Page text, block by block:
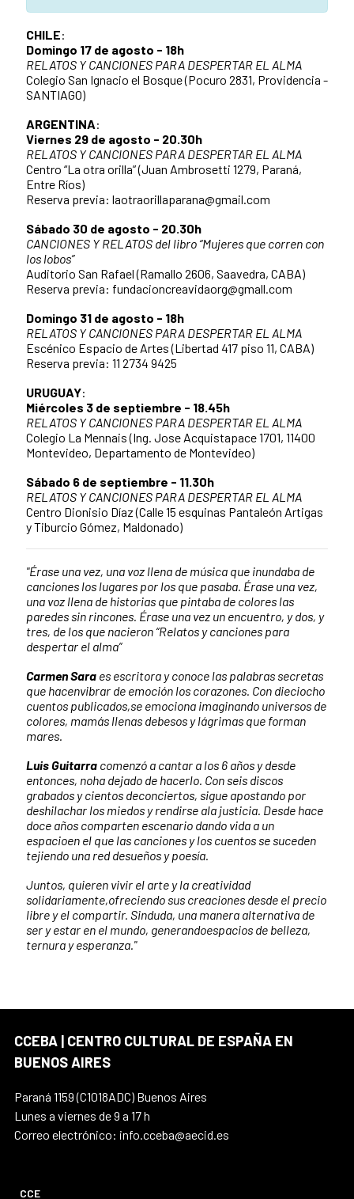
CHILE:
Domingo 17 de agosto - 18h
RELATOS Y CANCIONES PARA DESPERTAR EL ALMA
Colegio San Ignacio el Bosque (Pocuro 2831, Providencia -
SANTIAGO)
ARGENTINA:
Viernes 29 de agosto - 20.30h
RELATOS Y CANCIONES PARA DESPERTAR EL ALMA
Centro “La otra orilla” (Juan Ambrosetti 1279, Paraná,
Entre Ríos)
Reserva previa: laotraorillaparana@gmail.com
Sábado 30 de agosto - 20.30h
CANCIONES Y RELATOS del libro “Mujeres que corren con
los lobos”
Auditorio San Rafael (Ramallo 2606, Saavedra, CABA)
Reserva previa: fundacioncreavidaorg@gmall.com
Domingo 31 de agosto - 18h
RELATOS Y CANCIONES PARA DESPERTAR EL ALMA
Escénico Espacio de Artes (Libertad 417 piso 11, CABA)
Reserva previa: 11 2734 9425
URUGUAY:
Miércoles 3 de septiembre - 18.45h
RELATOS Y CANCIONES PARA DESPERTAR EL ALMA
Colegio La Mennais (Ing. Jose Acquistapace 1701, 11400
Montevideo, Departamento de Montevideo)
Sábado 6 de septiembre - 11.30h
RELATOS Y CANCIONES PARA DESPERTAR EL ALMA
Centro Dionisio Díaz (Calle 15 esquinas Pantaleón Artigas
y Tiburcio Gómez, Maldonado)
"Érase una vez, una voz llena de música que inundaba de
canciones los lugares por los que pasaba. Érase una vez,
una voz llena de historias que pintaba de colores las
paredes sin rincones. Érase una vez un encuentro, y dos, y
tres, de los que nacieron “Relatos y canciones para
despertar el alma”
Carmen Sara es escritora y conoce las palabras secretas
que hacenvibrar de emoción los corazones. Con dieciocho
cuentos publicados,se emociona imaginando universos de
colores, mamás llenas debesos y lágrimas que forman
mares.
Luis Guitarra comenzó a cantar a los 6 años y desde
entonces, noha dejado de hacerlo. Con seis discos
grabados y cientos deconciertos, sigue apostando por
deshilachar los miedos y rendirse ala justicia. Desde hace
doce años comparten escenario dando vida a un
espacioen el que las canciones y los cuentos se suceden
tejiendo una red desueños y poesía.
Juntos, quieren vivir el arte y la creatividad
solidariamente,ofreciendo sus creaciones desde el precio
libre y el compartir. Sinduda, una manera alternativa de
ser y estar en el mundo, generandoespacios de belleza,
ternura y esperanza."
CCEBA | CENTRO CULTURAL DE ESPAÑA EN
BUENOS AIRES
Paraná 1159 (C1018ADC) Buenos Aires
Lunes a viernes de 9 a 17 h
Correo electrónico: info.cceba@aecid.es
CCE